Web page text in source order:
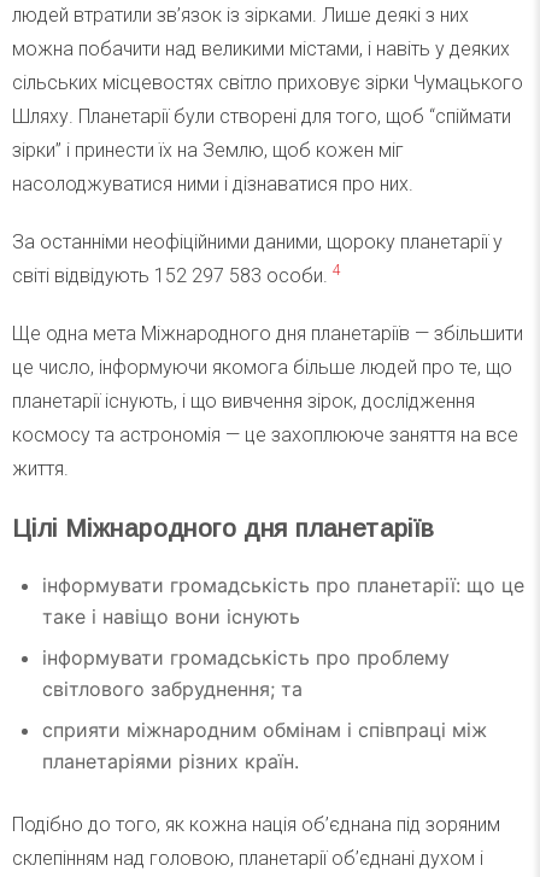
людей втратили зв’язок із зірками. Лише деякі з них
можна побачити над великими містами, і навіть у деяких
сільських місцевостях світло приховує зірки Чумацького
Шляху. Планетарії були створені для того, щоб “спіймати
зірки” і принести їх на Землю, щоб кожен міг
насолоджуватися ними і дізнаватися про них.
За останніми неофіційними даними, щороку планетарії у
світі відвідують 152 297 583 особи. 4
Ще одна мета Міжнародного дня планетаріїв — збільшити
це число, інформуючи якомога більше людей про те, що
планетарії існують, і що вивчення зірок, дослідження
космосу та астрономія — це захоплююче заняття на все
життя.
Цілі Міжнародного дня планетаріїв
інформувати громадськість про планетарії: що це
таке і навіщо вони існують
інформувати громадськість про проблему
світлового забруднення; та
сприяти міжнародним обмінам і співпраці між
планетаріями різних країн.
Подібно до того, як кожна нація об’єднана під зоряним
склепінням над головою, планетарії об’єднані духом і